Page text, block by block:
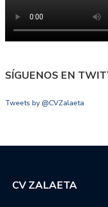
SÍGUENOS EN
Tweets by @CVZalaeta
CV ZALAETA